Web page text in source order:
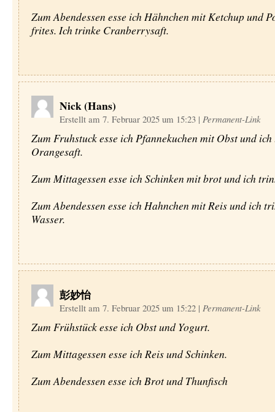
Zum Abendessen esse ich Hähnchen mit Ketchup und
frites. Ich trinke Cranberrysaft.
Nick (Hans)
Erstellt am 7. Februar 2025 um 15:23 | Permanent-Link
Zum Fruhstuck esse ich Pfannekuchen mit Obst und
Orangesaft.
Zum Mittagessen esse ich Schinken mit brot und ich
Zum Abendessen esse ich Hahnchen mit Reis und ich
Wasser.
彭妙怡
Erstellt am 7. Februar 2025 um 15:22 | Permanent-Link
Zum Frühstück esse ich Obst und Yogurt.
Zum Mittagessen esse ich Reis und Schinken.
Zum Abendessen esse ich Brot und Thunfisch